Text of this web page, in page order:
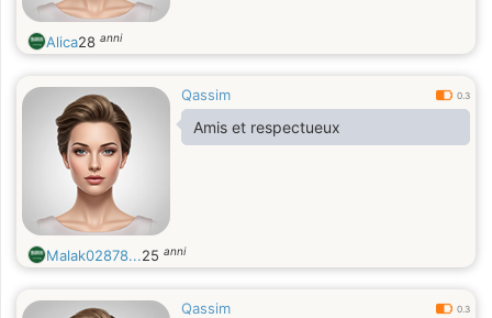
Alica28 anni
Qassim 0.3
Amis et respectueux
Malak02878...25 anni
Qassim 0.3